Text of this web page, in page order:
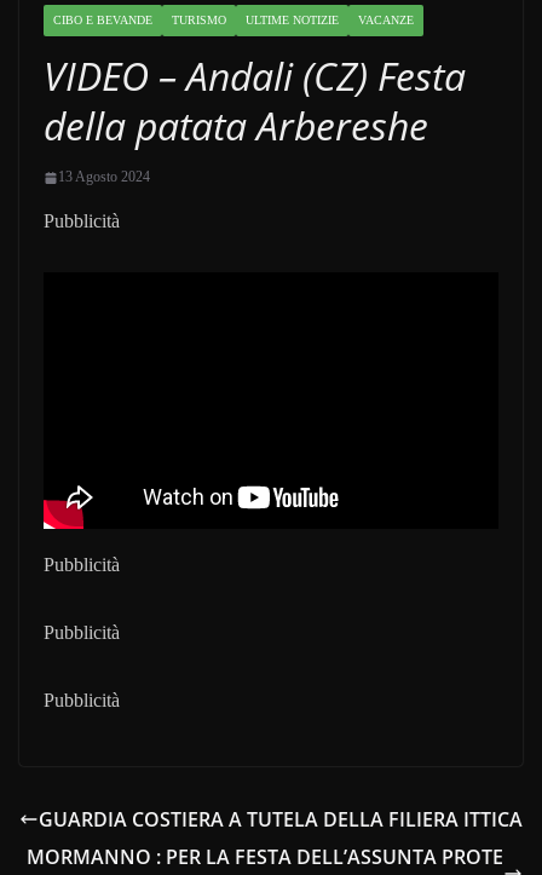
CIBO E BEVANDE TURISMO ULTIME NOTIZIE VACANZE
VIDEO – Andali (CZ) Festa
della patata Arbereshe
13 Agosto 2024
Pubblicità
Pubblicità
Pubblicità
Pubblicità
GUARDIA COSTIERA A TUTELA DELLA FILIERA ITTICA
MORMANNO : PER LA FESTA DELL’ASSUNTA PROTE